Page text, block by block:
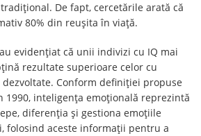
De fapt, cercetările arată că
80% din reușita în viață.
evidențiat că unii indivizi cu IQ mai
rezultate superioare celor cu
Conform definiției propuse
1990, inteligența emoțională reprezintă
diferenția și gestiona emoțiile
folosind aceste informații pentru a